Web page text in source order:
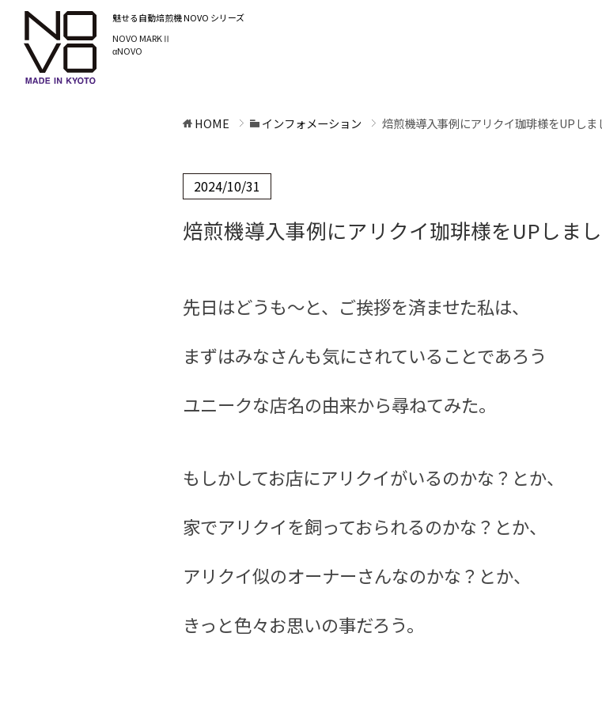
魅せる自動焙煎機NOVO シリーズ
NOVO MARKⅡ
αNOVO
HOME インフォメーション 焙煎機導入事例にアリクイ珈琲様をUPしま
2024/10/31
焙煎機導入事例にアリクイ珈琲様をUPしま
先日はどうも～と、ご挨拶を済ませた私は、
まずはみなさんも気にされていることであろう
ユニークな店名の由来から尋ねてみた。
もしかしてお店にアリクイがいるのかな？とか、
家でアリクイを飼っておられるのかな？とか、
アリクイ似のオーナーさんなのかな？とか、
きっと色々お思いの事だろう。